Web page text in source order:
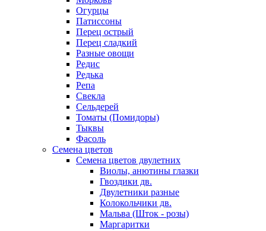
Огурцы
Патиссоны
Перец острый
Перец сладкий
Разные овощи
Редис
Редька
Репа
Свекла
Сельдерей
Томаты (Помидоры)
Тыквы
Фасоль
Семена цветов
Семена цветов двулетних
Виолы, анютины глазки
Гвоздики дв.
Двулетники разные
Колокольчики дв.
Мальва (Шток - розы)
Маргаритки